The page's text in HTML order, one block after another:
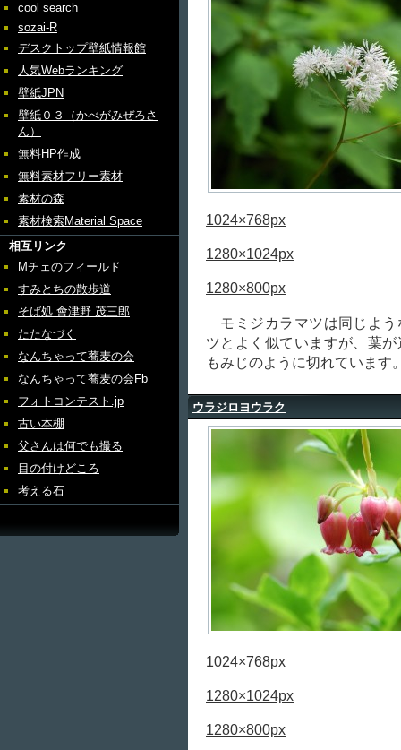
cool search
sozai-R
デスクトップ壁紙情報館
人気Webランキング
壁紙JPN
壁紙０３（かべがみぜろさ
ん）
無料HP作成
無料素材フリー素材
素材の森
素材検索Material Space
相互リンク
Mチェのフィールド
すみとちの散歩道
そば処 會津野 茂三郎
たたなづく
なんちゃって蕎麦の会
なんちゃって蕎麦の会Fb
フォトコンテスト.jp
古い本棚
父さんは何でも撮る
目の付けどころ
考える石
1024×768px
1280×1024px
1280×800px
モミジカラマツは同じよう
ツとよく似ていますが、葉
もみじのように切れています
ウラジロヨウラク
1024×768px
1280×1024px
1280×800px